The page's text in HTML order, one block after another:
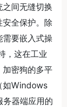
间无缝切换
全保护。除
需要嵌入式操
，这在工业
加密狗的多平
如Windows
器端应用的